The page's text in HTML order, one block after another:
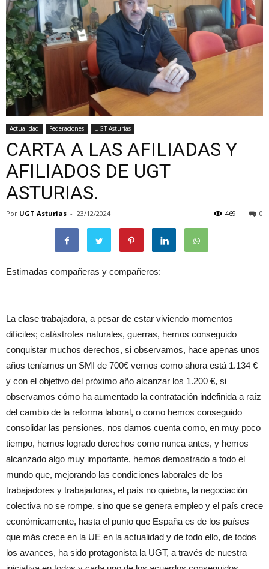
Actualidad Federaciones UGT Asturias
CARTA A LAS AFILIADAS Y
AFILIADOS DE UGT
ASTURIAS.
Por UGT Asturias - 23/12/2024 0
469
Estimadas compañeras y compañeros:
La clase trabajadora, a pesar de estar viviendo momentos
difíciles; catástrofes naturales, guerras, hemos conseguido
conquistar muchos derechos, si observamos, hace apenas unos
años teníamos un SMI de 700€ vemos como ahora está 1.134 €
y con el objetivo del próximo año alcanzar los 1.200 €, si
observamos cómo ha aumentado la contratación indefinida a raíz
del cambio de la reforma laboral, o como hemos conseguido
consolidar las pensiones, nos damos cuenta como, en muy poco
tiempo, hemos logrado derechos como nunca antes, y hemos
alcanzado algo muy importante, hemos demostrado a todo el
mundo que, mejorando las condiciones laborales de los
trabajadores y trabajadoras, el país no quiebra, la negociación
colectiva no se rompe, sino que se genera empleo y el país crece
económicamente, hasta el punto que España es de los países
que más crece en la UE en la actualidad y de todo ello, de todos
los avances, ha sido protagonista la UGT, a través de nuestra